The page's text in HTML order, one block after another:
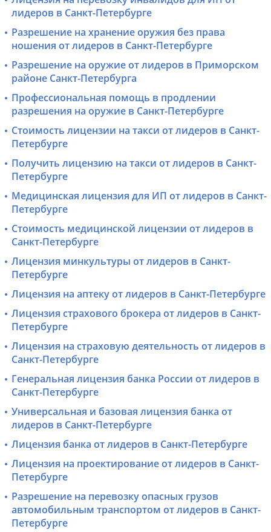
лидеров в Санкт-Петербурге
Разрешение на хранение оружия без права
ношения от лидеров в Санкт-Петербурге
Разрешение на оружие от лидеров в Приморском
районе Санкт-Петербурга
Профессиональная помощь в продлении
разрешения на оружие в Санкт-Петербурге
Стоимость лицензии на такси от лидеров в Санкт-
Петербурге
Получить лицензию на такси от лидеров в Санкт-
Петербурге
Медицинская лицензия для ИП от лидеров в Санкт-
Петербурге
Стоимость медицинской лицензии от лидеров в
Санкт-Петербурге
Лицензия минкультуры от лидеров в Санкт-
Петербурге
Лицензия на аптеку от лидеров в Санкт-Петербурге
Лицензия страхового брокера от лидеров в Санкт-
Петербурге
Лицензия на страховую деятельность от лидеров в
Санкт-Петербурге
Генеральная лицензия банка России от лидеров в
Санкт-Петербурге
Универсальная и базовая лицензия банка от
лидеров в Санкт-Петербурге
Лицензия банка от лидеров в Санкт-Петербурге
Лицензия на проектирование от лидеров в Санкт-
Петербурге
Разрешение на перевозку опасных грузов
автомобильным транспортом от лидеров в Санкт-
Петербурге